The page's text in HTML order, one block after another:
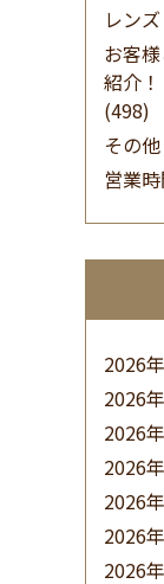
レンズ
お客
紹介！
(498)
その他
営業
2026
2026
2026
2026
2026
2026
2026